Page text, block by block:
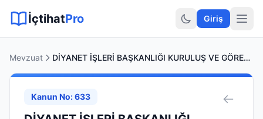
Hukuki Araçlar
İçtihatPro Giriş
Mevzuat DİYANET İŞLERİ BAŞKANLIĞI KURULUŞ VE GÖREVLERİ HAKKINDA KANUN
Kanun No: 633